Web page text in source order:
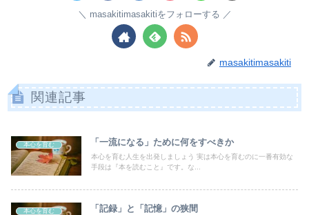
masakitimasakitiをフォローする
masakitimasakiti
関連記事
本心を育む 「一流になる」ために何をすべきか
本心を育む人生を出発しましょう 実は本心を育むのに一番有効な
手段は『本を読むこと』です。な...
本心を育む 「記録」と「記憶」の狭間